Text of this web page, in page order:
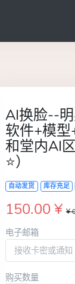
AI换脸--
软件+模型
和堂内AI
⭐）
自动发货 库存充足
150.00 ¥ ¥
电子邮箱
购买数量